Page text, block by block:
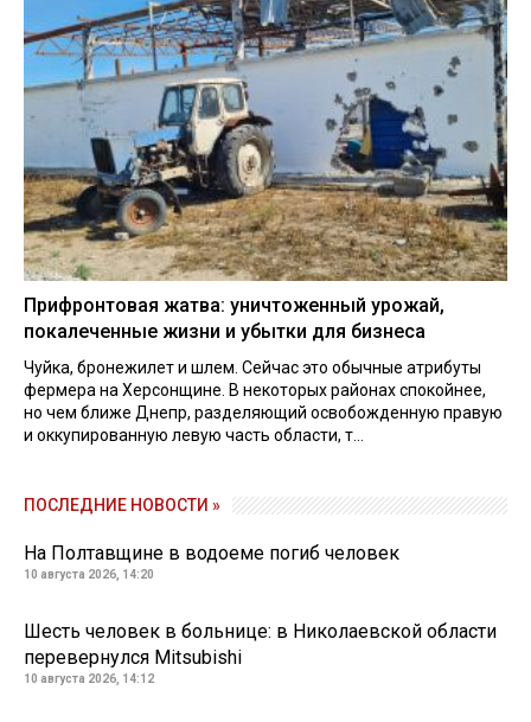
Прифронтовая жатва: уничтоженный урожай,
покалеченные жизни и убытки для бизнеса
Чуйка, бронежилет и шлем. Сейчас это обычные атрибуты
фермера на Херсонщине. В некоторых районах спокойнее,
но чем ближе Днепр, разделяющий освобожденную правую
и оккупированную левую часть области, т...
ПОСЛЕДНИЕ НОВОСТИ »
На Полтавщине в водоеме погиб человек
10 августа 2026, 14:20
Шесть человек в больнице: в Николаевской области
перевернулся Mitsubishi
10 августа 2026, 14:12